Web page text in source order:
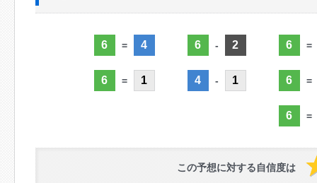
6 = 4
6 = 1
6 - 2
4 - 1
6 =
6 =
6 =
この予想に対する自信度は